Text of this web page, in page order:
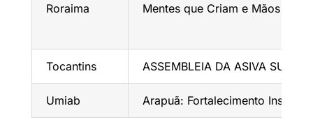
Roraima Mentes que Criam e Mãos que
Tocantins ASSEMBLEIA DA ASIVA SUAS
Umiab Arapuã: Fortalecimento